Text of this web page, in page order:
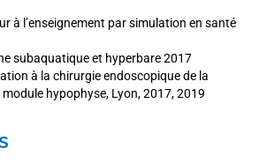
à l’enseignement par simulation en santé
subaquatique et hyperbare 2017
à la chirurgie endoscopique de la
module hypophyse, Lyon, 2017, 2019